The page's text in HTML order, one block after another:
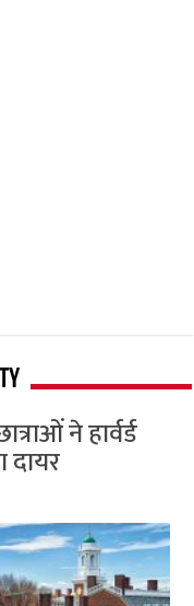
ने हार्वर्ड
दायर